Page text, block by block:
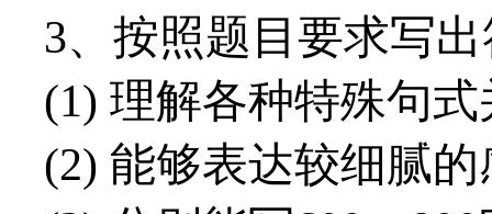
3、 按照题目要求写
(1) 理解各种特殊句
(2) 能够表达较细腻的